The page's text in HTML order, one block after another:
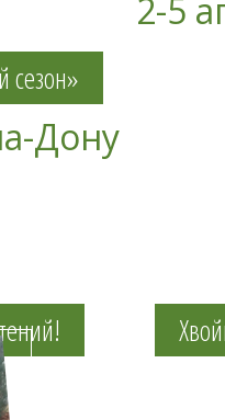
сезон»
2-5
Дону